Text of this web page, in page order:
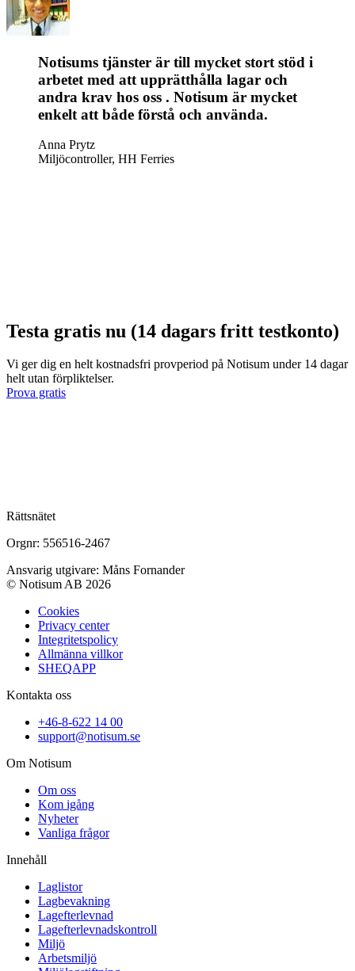
Notisums tjänster är till mycket stort stöd i
arbetet med att upprätthålla lagar och
andra krav hos oss . Notisum är mycket
enkelt att både förstå och använda.
Anna Prytz
Miljöcontroller, HH Ferries
Testa gratis nu (14 dagars fritt testkonto)
Vi ger dig en helt kostnadsfri provperiod på Notisum under 14 dagar
helt utan förpliktelser.
Prova gratis
Rättsnätet
Orgnr: 556516-2467
Ansvarig utgivare: Måns Fornander
© Notisum AB 2026
Cookies
Privacy center
Integritetspolicy
Allmänna villkor
SHEQAPP
Kontakta oss
+46-8-622 14 00
support@notisum.se
Om Notisum
Om oss
Kom igång
Nyheter
Vanliga frågor
Innehåll
Laglistor
Lagbevakning
Lagefterlevnad
Lagefterlevnadskontroll
Miljö
Arbetsmiljö